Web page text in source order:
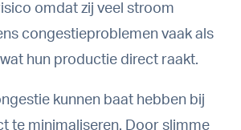
omdat zij veel stroom
congestieproblemen vaak als
hun productie direct raakt.
kunnen baat hebben bij
te minimaliseren. Door slimme